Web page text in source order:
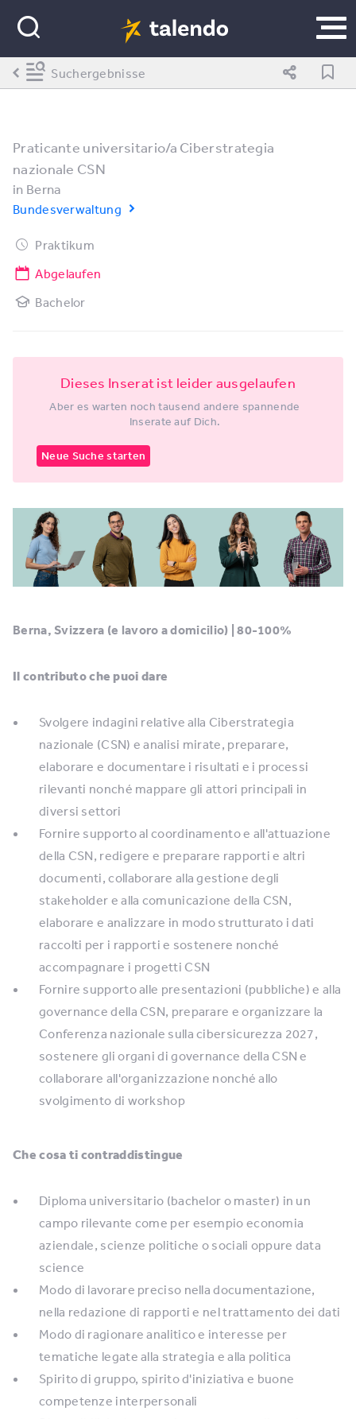
Praticante universitario/a Ciberstrategia
nazionale CSN
in Berna
Bundesverwaltung
Praktikum
Abgelaufen
Bachelor
Dieses Inserat ist leider ausgelaufen
Aber es warten noch tausend andere spannende
Inserate auf Dich.
Neue Suche starten
Berna, Svizzera (e lavoro a domicilio) | 80-100%
Il contributo che puoi dare
Svolgere indagini relative alla Ciberstrategia
nazionale (CSN) e analisi mirate, preparare,
elaborare e documentare i risultati e i processi
rilevanti nonché mappare gli attori principali in
diversi settori
Fornire supporto al coordinamento e all'attuazione
della CSN, redigere e preparare rapporti e altri
documenti, collaborare alla gestione degli
stakeholder e alla comunicazione della CSN,
elaborare e analizzare in modo strutturato i dati
raccolti per i rapporti e sostenere nonché
accompagnare i progetti CSN
Fornire supporto alle presentazioni (pubbliche) e alla
governance della CSN, preparare e organizzare la
Conferenza nazionale sulla cibersicurezza 2027,
sostenere gli organi di governance della CSN e
collaborare all'organizzazione nonché allo
svolgimento di workshop
Che cosa ti contraddistingue
Diploma universitario (bachelor o master) in un
campo rilevante come per esempio economia
aziendale, scienze politiche o sociali oppure data
science
Modo di lavorare preciso nella documentazione,
nella redazione di rapporti e nel trattamento dei dati
Modo di ragionare analitico e interesse per
tematiche legate alla strategia e alla politica
Spirito di gruppo, spirito d'iniziativa e buone
competenze interpersonali
Suchergebnisse